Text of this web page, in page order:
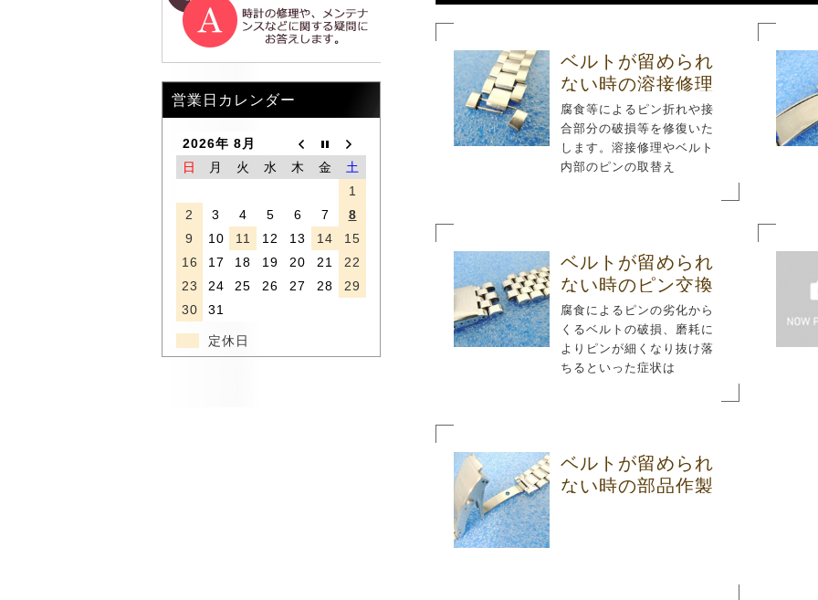
ベルトが留められ
ない時の溶接修理
腐食等によるピン折れや接
合部分の破損等を修復いた
します。溶接修理やベルト
内部のピンの取替え
ベルトが留められ
ない時のピン交換
腐食によるピンの劣化から
くるベルトの破損、磨耗に
よりピンが細くなり抜け落
ちるといった症状は
ベルトが留められ
ない時の部品作製
営業日カレンダー
2026年 8月
日
月 火 水 木 金
土
1
2
3 4 5 6 7
8
9
10 11 12 13 14
15
16
17 18 19 20 21
22
23
24 25 26 27 28
29
30
31
定休日